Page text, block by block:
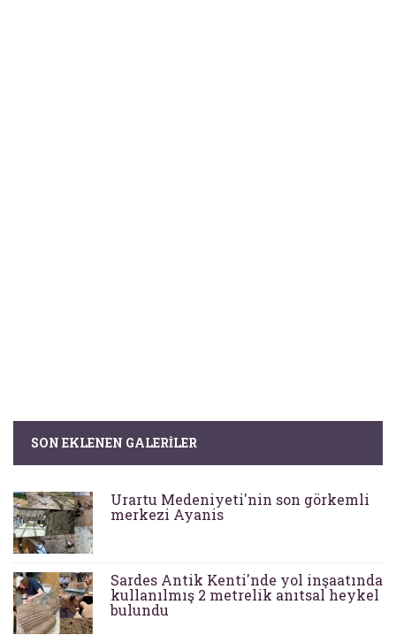
SON EKLENEN GALERILER
Urartu Medeniyeti'nin son görkemli
merkezi Ayanis
Sardes Antik Kenti'nde yol inşaatında
kullanılmış 2 metrelik anıtsal heykel
bulundu